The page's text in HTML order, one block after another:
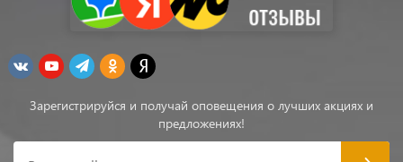
Зарегистрируйся и получай оповещения о лучших акциях и
предложениях!